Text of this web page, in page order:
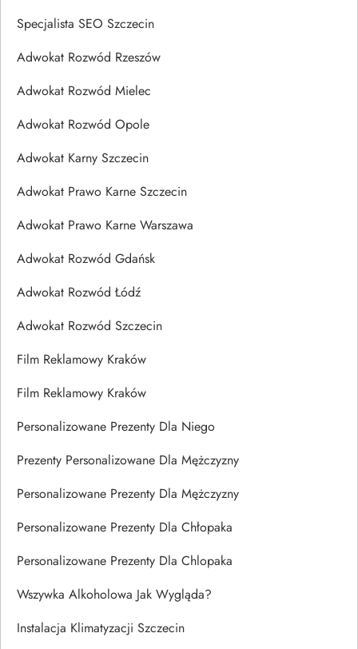
Specjalista SEO Szczecin
Adwokat Rozwód Rzeszów
Adwokat Rozwód Mielec
Adwokat Rozwód Opole
Adwokat Karny Szczecin
Adwokat Prawo Karne Szczecin
Adwokat Prawo Karne Warszawa
Adwokat Rozwód Gdańsk
Adwokat Rozwód Łódź
Adwokat Rozwód Szczecin
Film Reklamowy Kraków
Film Reklamowy Kraków
Personalizowane Prezenty Dla Niego
Prezenty Personalizowane Dla Mężczyzny
Personalizowane Prezenty Dla Mężczyzny
Personalizowane Prezenty Dla Chłopaka
Personalizowane Prezenty Dla Chlopaka
Wszywka Alkoholowa Jak Wygląda?
Instalacja Klimatyzacji Szczecin